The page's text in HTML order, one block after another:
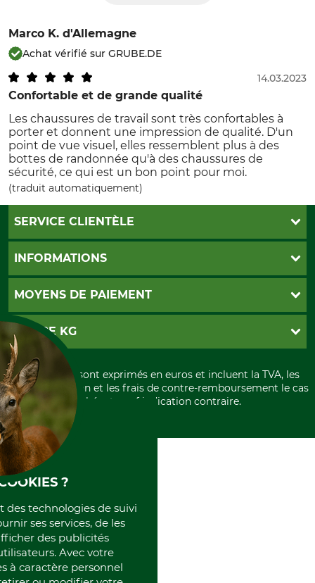
Marco K. d'Allemagne
Achat vérifié sur GRUBE.DE
Confortable et de grande qualité
14.03.2023
Les chaussures de travail sont très confortables à
porter et donnent une impression de qualité. D'un
point de vue visuel, elles ressemblent plus à des
bottes de randonnée qu'à des chaussures de
sécurité, ce qui est un bon point pour moi.
(traduit automatiquement)
SERVICE CLIENTÈLE
Foire aux questions
Paramètres des cookies
INFORMATIONS
CGV
Conditions d'annulation
Formulaire de rétraction
Politique de confidentialité
Élimination et environnement
Rétractation de votre commande
MOYENS DE PAIEMENT
PayPal
Carte de crédit
Paiement á l'avance
GRUBE KG
Histoire
International
Portrait
Qui sommes-nous
Tous les prix sont exprimés en euros et incluent la TVA, les
frais d'expédition et les frais de contre-remboursement le cas
échéant, sauf indication contraire.
?
des technologies de suivi
ses services, de les
des publicités
Avec votre
à caractère personnel